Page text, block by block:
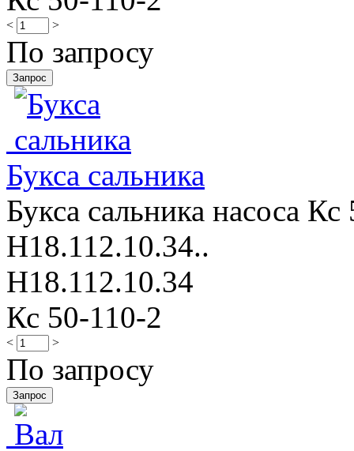
< >
По запросу
Букса сальника
Букса сальника насоса
Н18.112.10.34..
Н18.112.10.34
Кс 50-110-2
< >
По запросу